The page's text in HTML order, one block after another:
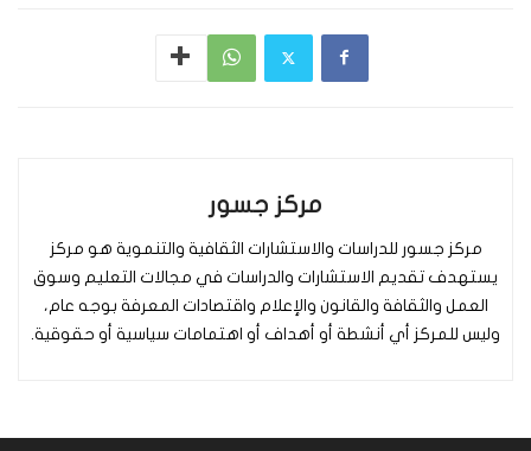
مركز جسور
مركز جسور للدراسات والاستشارات الثقافية والتنموية هو مركز
يستهدف تقديم الاستشارات والدراسات في مجالات التعليم وسوق
العمل والثقافة والقانون والإعلام واقتصادات المعرفة بوجه عام،
وليس للمركز أي أنشطة أو أهداف أو اهتمامات سياسية أو حقوقية.